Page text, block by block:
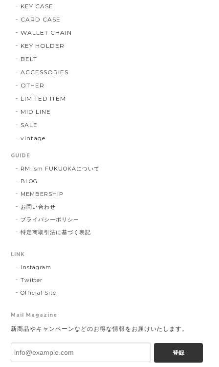
KEY CASE
CARD CASE
WALLET CHAIN
KEY HOLDER
BELT
ACCESSORIES
OTHER
LIMITED ITEM
MID LINE
SALE
vintage
GUIDE
RM ism FUKUOKAについて
BLOG
MEMBERSHIP
お問い合わせ
プライバシーポリシー
特定商取引法に基づく表記
LINK
Instagram
Twitter
Official Site
Mail Magazine
新商品やキャンペーンなどのお得な情報をお届けいたします。
登録